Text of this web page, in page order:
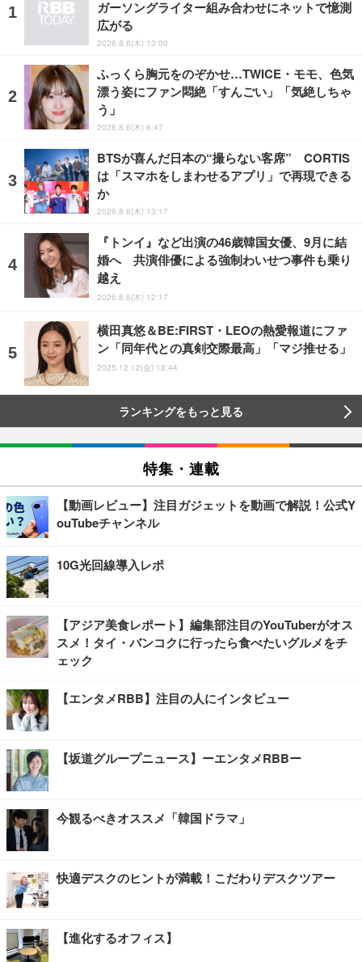
ガーソングライター組み合わせにネットで憶測
広がる
2026.8.6(木) 13:00
ふっくら胸元をのぞかせ…TWICE・モモ、色気
漂う姿にファン悶絶「すんごい」「気絶しちゃ
う」
2026.8.6(木) 6:47
BTSが喜んだ日本の“撮らない客席” CORTIS
は「スマホをしまわせるアプリ」で再現できる
か
2026.8.6(木) 13:17
『トンイ』など出演の46歳韓国女優、9月に結
婚へ 共演俳優による強制わいせつ事件も乗り
越え
2026.8.6(木) 12:17
横田真悠＆BE:FIRST・LEOの熱愛報道にファ
ン「同年代との真剣交際最高」「マジ推せる」
2025.12.12(金) 18:44
ランキングをもっと見る
特集・連載
【動画レビュー】注目ガジェットを動画で解説！公式Y
ouTubeチャンネル
10G光回線導入レポ
【アジア美食レポート】編集部注目のYouTuberがオス
スメ！タイ・バンコクに行ったら食べたいグルメをチ
ェック
【エンタメRBB】注目の人にインタビュー
【坂道グループニュース】ーエンタメRBBー
今観るべきオススメ「韓国ドラマ」
快適デスクのヒントが満載！こだわりデスクツアー
【進化するオフィス】